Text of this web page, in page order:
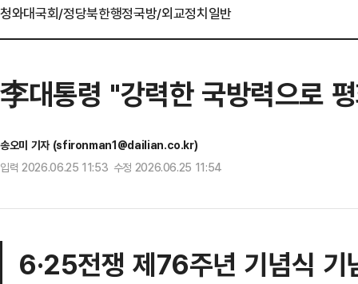
청와대국회/정당북한행정국방/외교정치일반
李대통령 "강력한 국방력으로
송오미 기자 (sfironman1@dailian.co.kr)
입력 2026.06.25 11:53 수정 2026.06.25 11:54
6·25전쟁 제76주년 기념식 기